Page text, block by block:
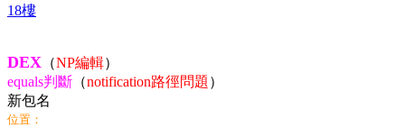
18樓
DEX （NP編輯）
equals判斷 （notification路徑問題 ）
新包名
位置：